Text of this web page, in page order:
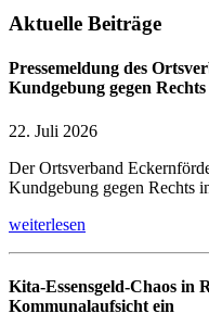
Aktuelle Beiträge
Pressemeldung des
Kundgebung gegen
22. Juli 2026
Der Ortsverband
Kundgebung gegen Rechts
weiterlesen
Kita-Essensgeld-Chaos in
Kommunalaufsicht ein